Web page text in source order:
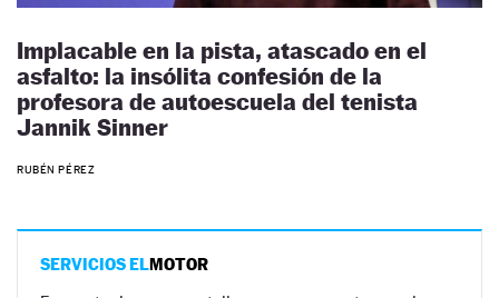
Implacable en la pista, atascado en el
asfalto: la insólita confesión de la
profesora de autoescuela del tenista
Jannik Sinner
RUBÉN PÉREZ
SERVICIOS ELMOTOR